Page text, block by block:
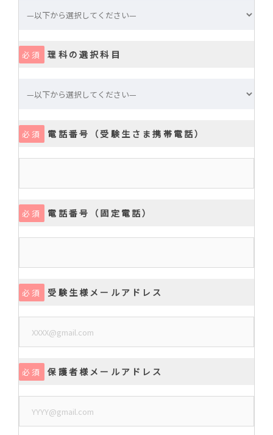
必須 理科の選択科目
必須 電話番号（受験生さま携帯電話）
必須 電話番号（固定電話）
必須 受験生様メールアドレス
必須 保護者様メールアドレス